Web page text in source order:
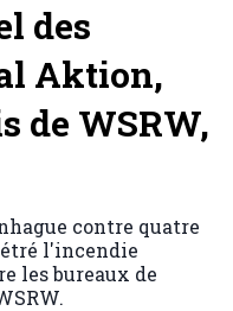
des
Aktion,
de WSRW,
contre quatre
l'incendie
les bureaux de